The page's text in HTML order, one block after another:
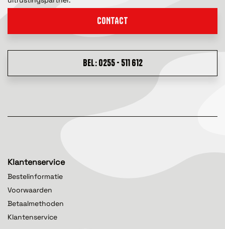
CONTACT
BEL: 0255 - 511 612
Klantenservice
Bestelinformatie
Voorwaarden
Betaalmethoden
Klantenservice